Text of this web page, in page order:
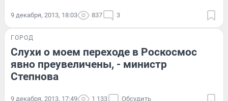
9 декабря, 2013, 18:03 837 3
ГОРОД
Слухи о моем переходе в Роскосмос
явно преувеличены, - министр
Степнова
9 декабря, 2013, 17:49 1 133 Обсудить